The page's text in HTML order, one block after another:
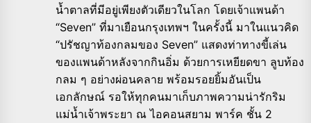
น้ำตาลที่มีอยู่เพียงตัวเดียวในโลก โดยเจ้าแพนด้า
“Seven” ที่มาเยือนกรุงเทพฯ ในครั้งนี้ มาในแนวคิด
“ปรัชญาท้องกลมของ Seven” แสดงท่าทางขี้เล่น
ของแพนด้าหลังจากกินอิ่ม ด้วยการเหยียดขา ลูบท้อง
กลม ๆ อย่างผ่อนคลาย พร้อมรอยยิ้มอันเป็น
เอกลักษณ์ รอให้ทุกคนมาเก็บภาพความน่ารักริม
แม่น้ำเจ้าพระยา ณ ไอคอนสยาม พาร์ค ชั้น 2